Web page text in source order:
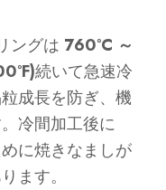
ングは 760°C ～
続いて急速冷
成長を防ぎ、機
冷間加工後に
に焼きなましが
ます。